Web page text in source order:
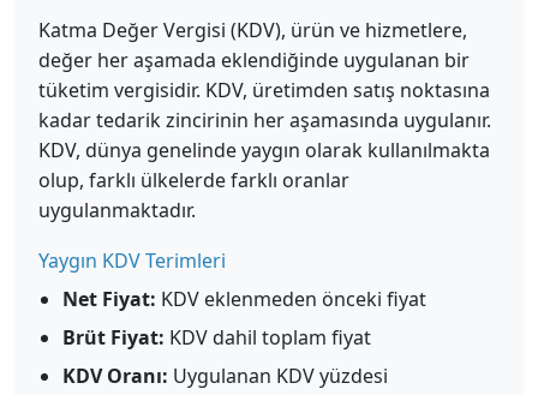
Katma Değer Vergisi (KDV), ürün ve hizmetlere,
değer her aşamada eklendiğinde uygulanan bir
tüketim vergisidir. KDV, üretimden satış noktasına
kadar tedarik zincirinin her aşamasında uygulanır.
KDV, dünya genelinde yaygın olarak kullanılmakta
olup, farklı ülkelerde farklı oranlar
uygulanmaktadır.
Yaygın KDV Terimleri
Net Fiyat: KDV eklenmeden önceki fiyat
Brüt Fiyat: KDV dahil toplam fiyat
KDV Oranı: Uygulanan KDV yüzdesi